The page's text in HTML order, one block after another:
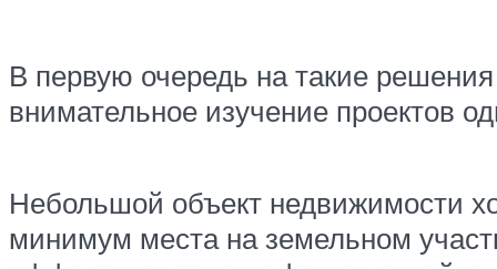
В первую очередь на такие
внимательное изучение проектов
Небольшой объект недвижимости
минимум места на земельном